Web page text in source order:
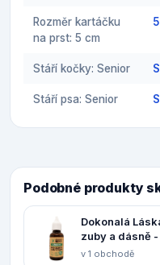
Rozměr kartáčku
na prst: 5 cm
Stáří kočky: Senior
Stáří psa: Senior
Podobné produkty
Dokonalá
zuby a dásně
v 1 obchodě